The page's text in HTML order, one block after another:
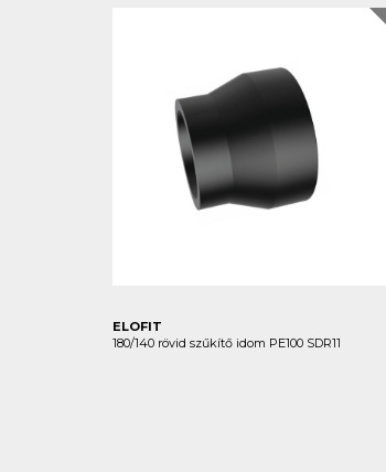
ELOFIT
180/140 rövid szűkítő idom PE100 SDR11